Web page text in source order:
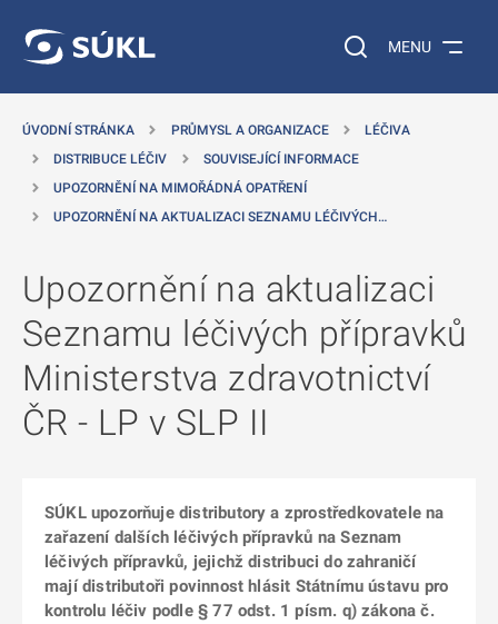
Vyhledávání na
MENU
ÚVODNÍ STRÁNKA PRŮMYSL A ORGANIZACE
LÉČIVA
DISTRIBUCE LÉČIV
SOUVISEJÍCÍ INFORMACE
UPOZORNĚNÍ NA MIMOŘÁDNÁ OPATŘENÍ
UPOZORNĚNÍ NA AKTUALIZACI SEZNAMU LÉČIVÝCH…
Upozornění na aktualizaci
Seznamu léčivých přípravků
Ministerstva zdravotnictví
ČR - LP v SLP II
SÚKL upozorňuje distributory a zprostředkovatele na
zařazení dalších léčivých přípravků na Seznam
léčivých přípravků, jejichž distribuci do zahraničí
mají distributoři povinnost hlásit Státnímu ústavu pro
kontrolu léčiv podle § 77 odst. 1 písm. q) zákona č.